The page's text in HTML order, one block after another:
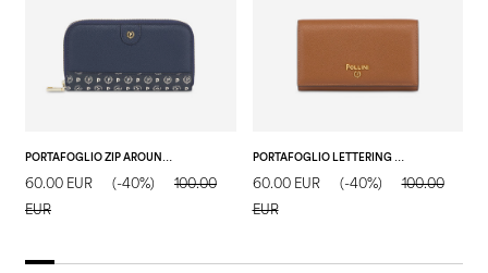
PORTAFOGLIO ZIP AROUND NAVY/BLU/AVORIO
60.00 EUR (-40%)
100.00
EUR
PORTAFOGLIO LETTERING POLLINI CUOIO
60.00 EUR (-40%)
100.00
EUR